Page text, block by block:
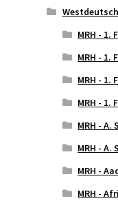
MRH - 1.
MRH - 1.
MRH - 1.
MRH - 1.
MRH - A.
MRH -
MRH -
MRH -